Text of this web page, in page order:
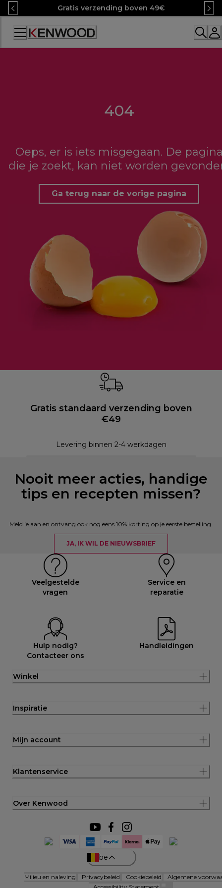
Skip
to
Content
Gratis verzending boven 49€
Accessibility
Statement
404
Oeps, er is iets misgegaan. De
die je zoekt, kan niet worden
Ga terug naar de vorige pagina
Gratis standaard verzending boven
€49
Levering binnen 2-4 werkdagen
Nooit meer acties, handige
tips en recepten missen?
Meld je aan en ontvang ook nog eens 10% korting op je eerste bestelling.
JA, IK WIL DE NIEUWSBRIEF
Veelgestelde
vragen
Service en
reparatie
Hulp nodig?
Contacteer ons
Handleidingen
Winkel
Inspiratie
Mijn account
Klantenservice
Over Kenwood
be
Milieu en naleving Privacybeleid Cookiebeleid
Algemene